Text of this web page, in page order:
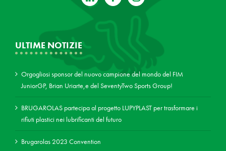
ULTIME NOTIZIE
Orgogliosi sponsor del nuovo campione del mondo del FIM
JuniorGP, Brian Uriarte,e del SeventyTwo Sports Group!
BRUGAROLAS partecipa al progetto LUPYPLAST per trasformare i
rifiuti plastici nei lubrificanti del futuro
Brugarolas 2023 Convention